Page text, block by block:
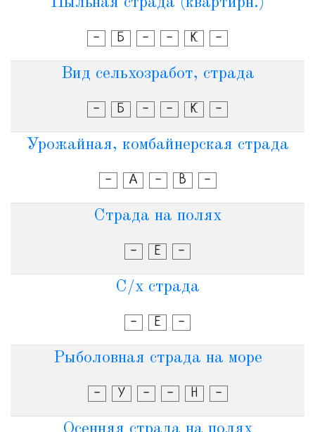
- Б - - К -
Вид сельхозработ, страда
- Б - - К -
Урожайная, комбайнерская страда
- А - В -
Страда на полях
- Е -
С/х страда
- Е -
Рыболовная страда на море
- У - - Н -